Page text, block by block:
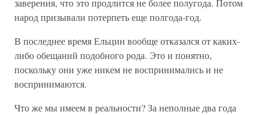
заверения, что это продлится не более полугода. Потом
народ призывали потерпеть еще полгода-год.
В последнее время Ельцин вообще отказался от каких-
либо обещаний подобного рода. Это и понятно,
поскольку они уже никем не воспринимались и не
воспринимаются.
Что же мы имеем в реальности? За неполные два года